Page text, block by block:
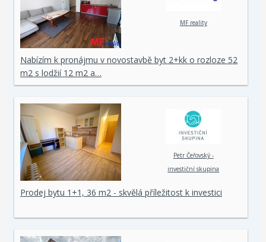
MF reality
Nabízím k pronájmu v novostavbě byt 2+kk o rozloze 52
m2 s lodžií 12 m2 a…
Petr Čeřovský -
investiční skupina
Prodej bytu 1+1, 36 m2 - skvělá příležitost k investici